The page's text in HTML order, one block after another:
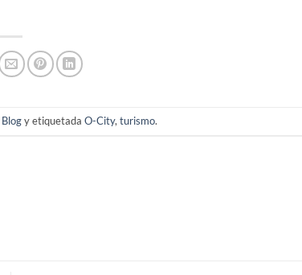
Blogy etiquetadaO-City,turismo.